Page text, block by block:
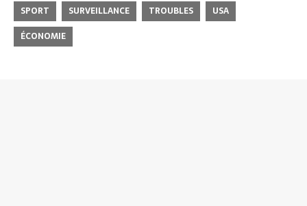
SPORT
SURVEILLANCE TROUBLES
USA
ÉCONOMIE